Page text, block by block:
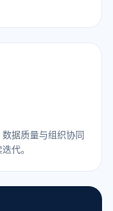
据质量与组织协同
代。